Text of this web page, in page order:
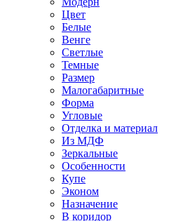
Цвет
Белые
Венге
Светлые
Темные
Размер
Малогабаритные
Форма
Угловые
Отделка и материал
Из МДФ
Зеркальные
Особенности
Купе
Эконом
Назначение
В коридор